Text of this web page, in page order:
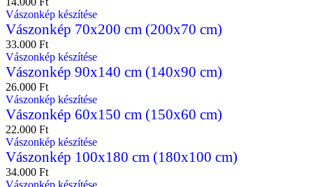
Vászonkép készítése
Vászonkép 70x200 cm (200x70 cm)
33.000 Ft
Vászonkép készítése
Vászonkép 90x140 cm (140x90 cm)
26.000 Ft
Vászonkép készítése
Vászonkép 60x150 cm (150x60 cm)
22.000 Ft
Vászonkép készítése
Vászonkép 100x180 cm (180x100 cm)
34.000 Ft
Vászonkép készítése